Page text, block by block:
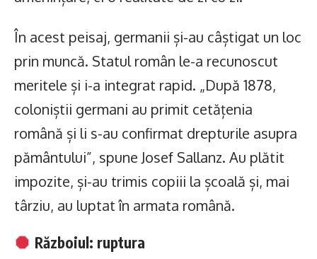
În acest peisaj, germanii și-au câștigat un loc
prin muncă. Statul român le-a recunoscut
meritele și i-a integrat rapid. „După 1878,
coloniștii germani au primit cetățenia
română și li s-au confirmat drepturile asupra
pământului”, spune Josef Sallanz. Au plătit
impozite, și-au trimis copiii la școală și, mai
târziu, au luptat în armata română.
Războiul: ruptura